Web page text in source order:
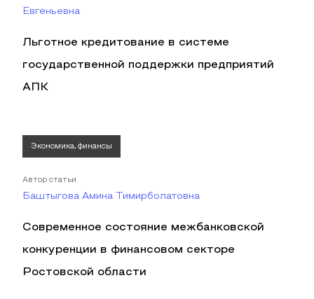
Евгеньевна
Льготное кредитование в системе
государственной поддержки предприятий
АПК
Экономика, финансы
Автор статьи
Баштыгова Амина Тимирболатовна
Современное состояние межбанковской
конкуренции в финансовом секторе
Ростовской области